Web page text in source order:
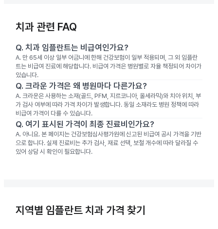
치과 관련 FAQ
Q. 치과 임플란트는 비급여인가요?
A. 만 65세 이상 일부 어금니에 한해 건강보험이 일부 적용되며, 그 외 임플란
트는 비급여 진료에 해당합니다. 비급여 가격은 병원별로 자율 책정되어 차이가
있습니다.
Q. 크라운 가격은 왜 병원마다 다른가요?
A. 크라운은 사용하는 소재(골드, PFM, 지르코니아, 올세라믹)와 치아 위치, 부
가 검사 여부에 따라 가격 차이가 발생합니다. 동일 소재라도 병원 정책에 따라
비급여 가격이 다를 수 있습니다.
Q. 여기 표시된 가격이 최종 진료비인가요?
A. 아니요. 본 페이지는 건강보험심사평가원에 신고된 비급여 공시 가격을 기반
으로 합니다. 실제 진료비는 추가 검사, 재료 선택, 보철 개수에 따라 달라질 수
있어 상담 시 확인이 필요합니다.
지역별 임플란트 치과 가격 찾기